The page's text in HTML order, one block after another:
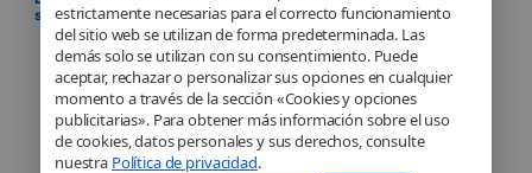
estrictamente necesarias para el correcto funcionamiento
del sitio web se utilizan de forma predeterminada. Las
demás solo se utilizan con su consentimiento. Puede
aceptar, rechazar o personalizar sus opciones en cualquier
momento a través de la sección «Cookies y opciones
publicitarias». Para obtener más información sobre el uso
de cookies, datos personales y sus derechos, consulte
nuestra Política de privacidad.
solution de mixage numérique
haut de gamme – Noir
K658